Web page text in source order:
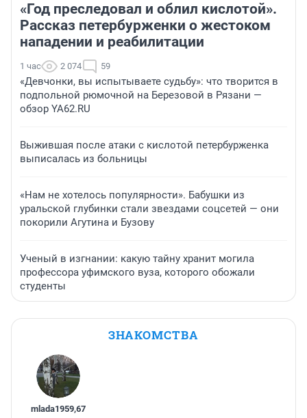
«Год преследовал и облил кислотой».
Рассказ петербурженки о жестоком
нападении и реабилитации
1 час 2 074 59
«Девчонки, вы испытываете судьбу»: что творится в
подпольной рюмочной на Березовой в Рязани —
обзор YA62.RU
Выжившая после атаки с кислотой петербурженка
выписалась из больницы
«Нам не хотелось популярности». Бабушки из
уральской глубинки стали звездами соцсетей — они
покорили Агутина и Бузову
Ученый в изгнании: какую тайну хранит могила
профессора уфимского вуза, которого обожали
студенты
ЗНАКОМСТВА
mlada1959,67